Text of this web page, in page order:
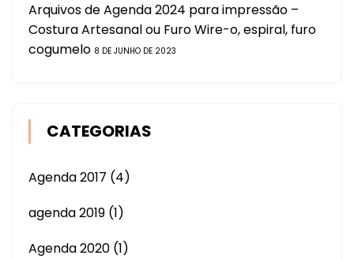
Arquivos de Agenda 2024 para impressão –
Costura Artesanal ou Furo Wire-o, espiral, furo
cogumelo 8 DE JUNHO DE 2023
CATEGORIAS
Agenda 2017 (4)
agenda 2019 (1)
Agenda 2020 (1)